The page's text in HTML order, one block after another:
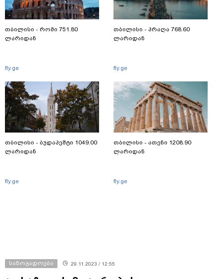
თბილისი - რომი 751.80
ლარიდან
fly.ge
თბილისი - ბუდაპეშტი 1049.00
ლარიდან
fly.ge
თბილისი - პრაღა 768.60
ლარიდან
fly.ge
თბილისი - ათენი 1208.90
ლარიდან
fly.ge
საზოგადოება 29.11.2023 / 12:55